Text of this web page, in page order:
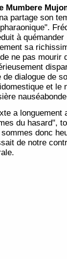
Mumbere
partage son
à
sa
ne pas mourir
de dialogue de
et le
a longuement
du hasard",
sommes donc
de notre